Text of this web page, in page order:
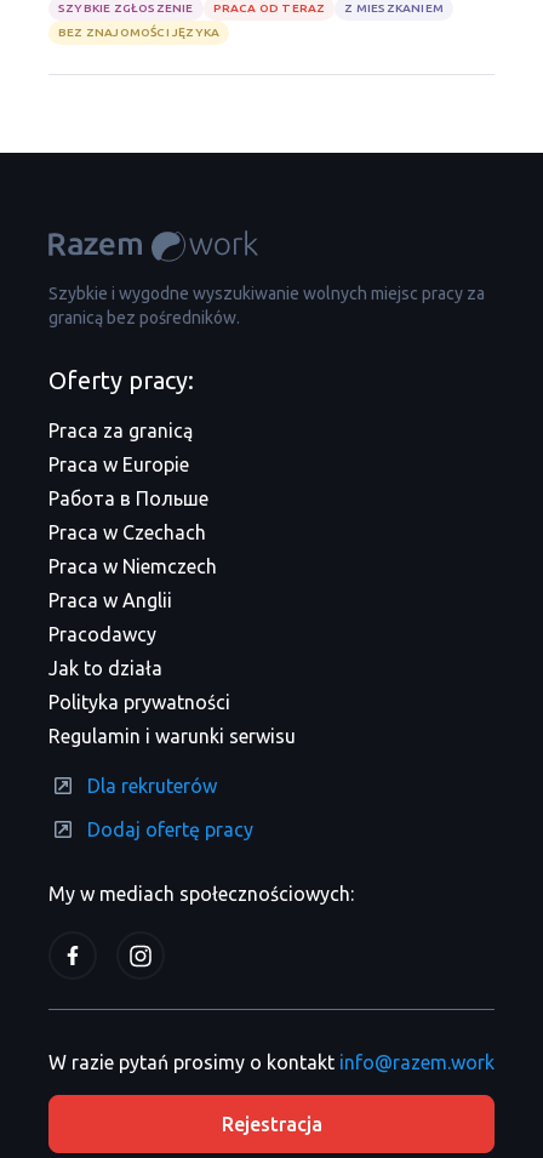
SZYBKIE ZGŁOSZENIE PRACA OD TERAZ
Z MIESZKANIEM
BEZ ZNAJOMOŚCI JĘZYKA
Szybkie i wygodne wyszukiwanie wolnych miejsc pracy za
granicą bez pośredników.
My w mediach społecznościowych:
Oferty pracy:
Praca za granicą
Praca w Europie
Работа в Польше
Praca w Czechach
Praca w Niemczech
Praca w Anglii
Pracodawcy
Jak to działa
Polityka prywatności
Regulamin i warunki serwisu
Dla rekruterów
Dodaj ofertę pracy
W razie pytań prosimy o kontakt info@razem.work
Rejestracja